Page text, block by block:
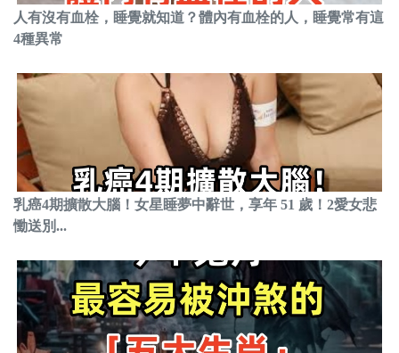
人有沒有血栓，睡覺就知道？體內有血栓的人，睡覺常有這
4種異常
乳癌4期擴散大腦！女星睡夢中辭世，享年 51 歲！2愛女悲
慟送別...